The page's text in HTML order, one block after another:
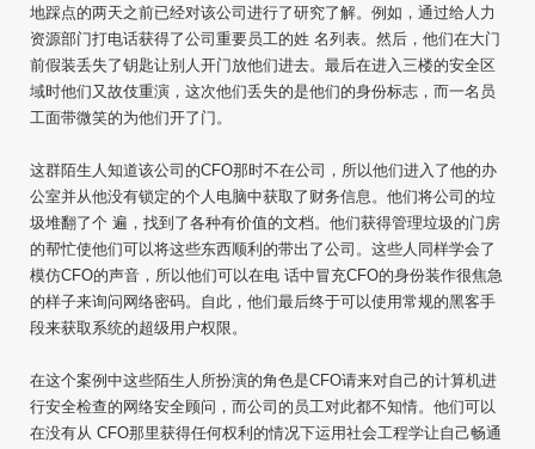
地踩点的两天之前已经对该公司进行了研究了解。例如，通过给人力
资源部门打电话获得了公司重要员工的姓 名列表。然后，他们在大门
前假装丢失了钥匙让别人开门放他们进去。最后在进入三楼的安全区
域时他们又故伎重演，这次他们丢失的是他们的身份标志，而一名员
工面带微笑的为他们开了门。
这群陌生人知道该公司的CFO那时不在公司，所以他们进入了他的办
公室并从他没有锁定的个人电脑中获取了财务信息。他们将公司的垃
圾堆翻了个 遍，找到了各种有价值的文档。他们获得管理垃圾的门房
的帮忙使他们可以将这些东西顺利的带出了公司。这些人同样学会了
模仿CFO的声音，所以他们可以在电 话中冒充CFO的身份装作很焦急
的样子来询问网络密码。自此，他们最后终于可以使用常规的黑客手
段来获取系统的超级用户权限。
在这个案例中这些陌生人所扮演的角色是CFO请来对自己的计算机进
行安全检查的网络安全顾问，而公司的员工对此都不知情。他们可以
在没有从 CFO那里获得任何权利的情况下运用社会工程学让自己畅通